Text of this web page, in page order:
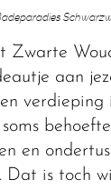
Zwarte
aan
verdieping
en
Dat is toch